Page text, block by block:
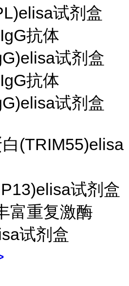
试剂盒
抗体
试剂盒
抗体
试剂盒
(TRIM55)elisa
试剂盒
富重复激酶
试剂盒